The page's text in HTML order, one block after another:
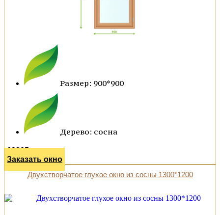
Размер: 900*900
Дерево: сосна
12305 р.
Заказать окно
Двухстворчатое глухое окно из сосны 1300*1200